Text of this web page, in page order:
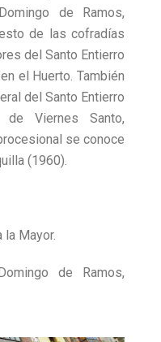
de Ramos,
de las cofradías
del Santo Entierro
el Huerto. También
del Santo Entierro
Viernes Santo,
se conoce
(1960).
la Mayor.
de Ramos,